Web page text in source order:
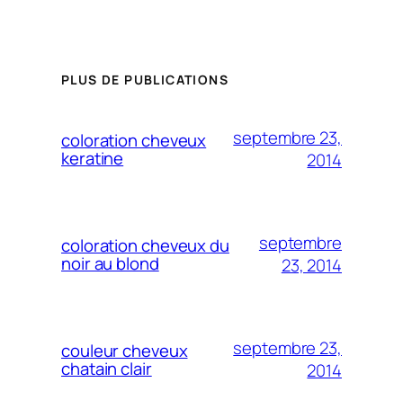
PLUS DE PUBLICATIONS
coloration cheveux
keratine
septembre 23,
2014
coloration cheveux du
noir au blond
septembre
23, 2014
couleur cheveux
chatain clair
septembre 23,
2014